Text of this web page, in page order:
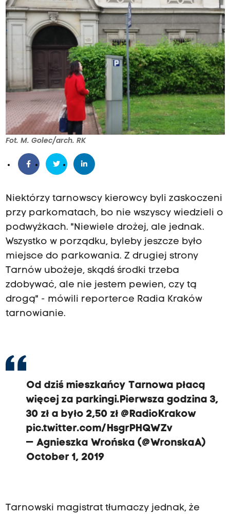
Fot. M. Golec/arch. RK
Niektórzy tarnowscy kierowcy byli zaskoczeni
przy parkomatach, bo nie wszyscy wiedzieli o
podwyżkach. "Niewiele drożej, ale jednak.
Wszystko w porządku, byleby jeszcze było
miejsce do parkowania. Z drugiej strony
Tarnów ubożeje, skądś środki trzeba
zdobywać, ale nie jestem pewien, czy tą
drogą" - mówili reporterce Radia Kraków
tarnowianie.
Od dziś mieszkańcy Tarnowa płacą
więcej za parkingi.Pierwsza godzina 3,
30 zł a było 2,50 zł @RadioKrakow
pic.twitter.com/HsgrPHQWZv
— Agnieszka Wrońska (@WronskaA)
October 1, 2019
Tarnowski magistrat tłumaczy jednak, że